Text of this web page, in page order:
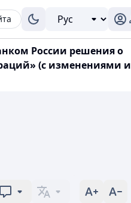
России решения о
(с изменениями и